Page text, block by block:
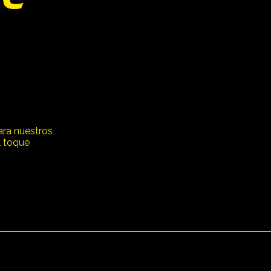
nuestros
toque